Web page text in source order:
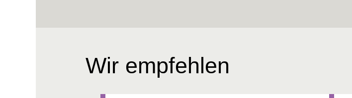
Wir empfehlen